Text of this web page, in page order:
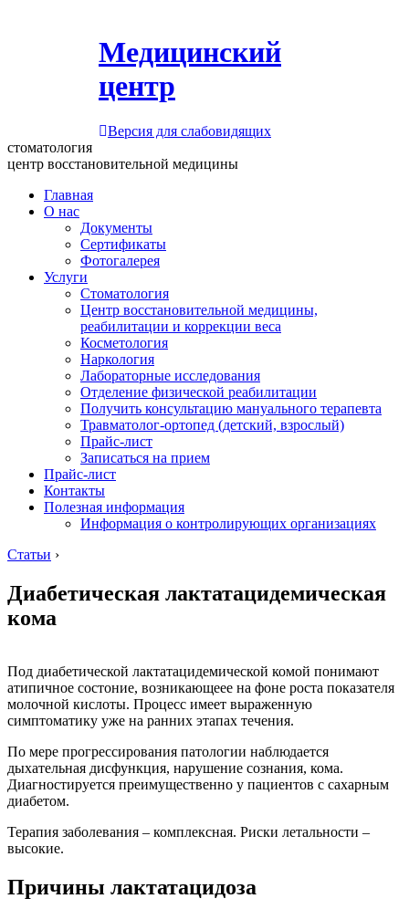
Медицинский
центр
Версия для слабовидящих
стоматология
центр восстановительной медицины
Главная
О нас
Документы
Сертификаты
Фотогалерея
Услуги
Стоматология
Центр восстановительной медицины,
реабилитации и коррекции веса
Косметология
Наркология
Лабораторные исследования
Отделение физической реабилитации
Получить консультацию мануального терапевта
Травматолог-ортопед (детский, взрослый)
Прайс-лист
Записаться на прием
Прайс-лист
Контакты
Полезная информация
Информация о контролирующих организациях
Статьи ›
Диабетическая лактатацидемическая
кома
Под диабетической лактатацидемической комой понимают
атипичное состоние, возникающеее на фоне роста показателя
молочной кислоты. Процесс имеет выраженную
симптоматику уже на ранних этапах течения.
По мере прогрессирования патологии наблюдается
дыхательная дисфункция, нарушение сознания, кома.
Диагностируется преимущественно у пациентов с сахарным
диабетом.
Терапия заболевания – комплексная. Риски летальности –
высокие.
Причины лактатацидоза